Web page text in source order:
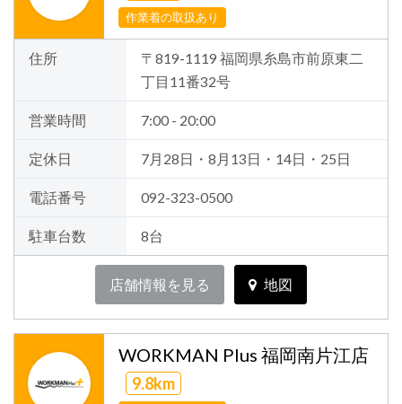
作業着の取扱あり
住所
〒819-1119 福岡県糸島市前原東二
丁目11番32号
営業時間 7:00 - 20:00
定休日 7月28日・8月13日・14日・25日
電話番号 092-323-0500
駐車台数 8台
店舗情報を見る 地図
WORKMAN Plus 福岡南片江店
9.8km